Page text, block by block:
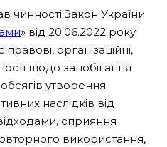
чинності Закон України
» від 20.06.2022 року
організаційні,
щодо запобігання
утворення
наслідків від
сприяння
використання,